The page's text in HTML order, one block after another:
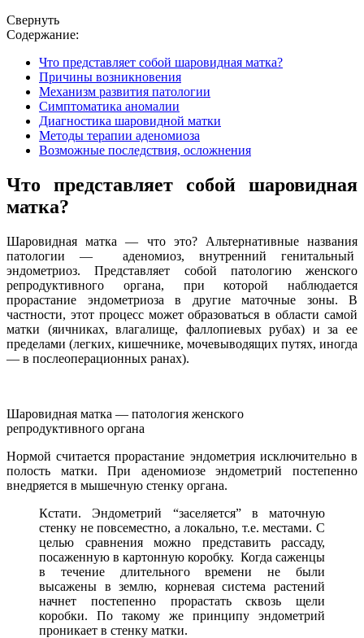
Свернуть
Содержание:
Что представляет собой шаровидная матка?
Причины возникновения
Механизм развития патологии
Симптоматика аномалии
Диагностика шаровидной матки
Методы терапии аденомиоза
Возможные последствия, осложнения
Что представляет собой шаровидная
матка?
Шаровидная матка — что это? Альтернативные названия
патологии — аденомиоз, внутренний генитальный
эндометриоз. Представляет собой патологию женского
репродуктивного органа, при которой наблюдается
прорастание эндометриоза в другие маточные зоны. В
частности, этот процесс может образоваться в области самой
матки (яичниках, влагалище, фаллопиевых рубах) и за ее
пределами (легких, кишечнике, мочевыводящих путях, иногда
— в послеоперационных ранах).
Шаровидная матка — патология женского
репродуктивного органа
Нормой считается прорастание эндометрия исключительно в
полость матки. При аденомиозе эндометрий постепенно
внедряется в мышечную стенку органа.
Кстати. Эндометрий “заселяется” в маточную
стенку не повсеместно, а локально, т.е. местами. С
целью сравнения можно представить рассаду,
посаженную в картонную коробку. Когда саженцы
в течение длительного времени не были
высажены в землю, корневая система растений
начнет постепенно прорастать сквозь щели
коробки. По такому же принципу эндометрий
проникает в стенку матки.